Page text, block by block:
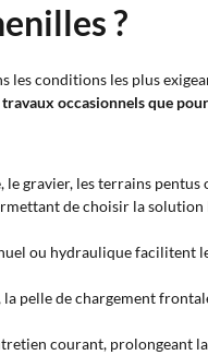
?
conditions les plus
occasionnels que
gravier, les terrains
de choisir la
ou hydraulique
pelle de chargement
courant, prolongeant